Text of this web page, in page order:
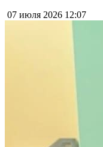
07 июля 2026 12:07